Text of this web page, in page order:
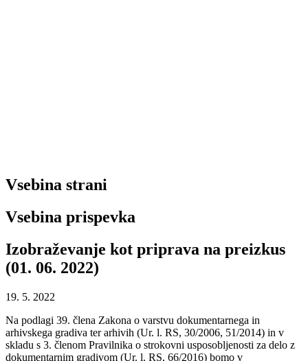
Vsebina strani
Vsebina prispevka
Izobraževanje kot priprava na preizkus
(01. 06. 2022)
19. 5. 2022
Na podlagi 39. člena Zakona o varstvu dokumentarnega in
arhivskega gradiva ter arhivih (Ur. l. RS, 30/2006, 51/2014) in v
skladu s 3. členom Pravilnika o strokovni usposobljenosti za delo z
dokumentarnim gradivom (Ur. l. RS, 66/2016) bomo v